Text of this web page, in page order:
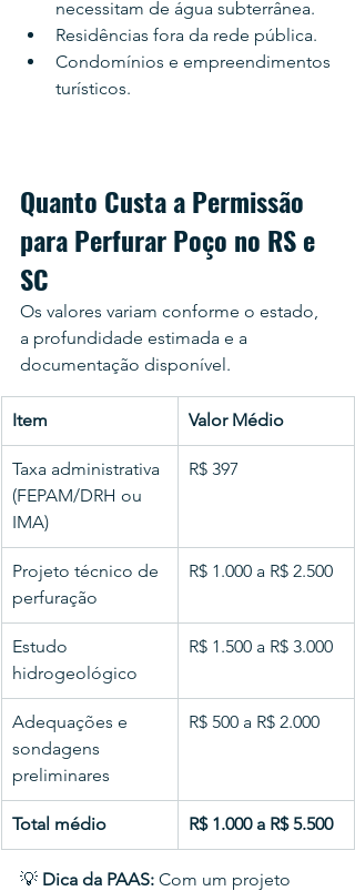
necessitam de água subterrânea.
Residências fora da rede pública.
Condomínios e empreendimentos
turísticos.
Quanto Custa a Permissão
para Perfurar Poço no RS e
SC
Os valores variam conforme o estado,
a profundidade estimada e a
documentação disponível.
Item Valor Médio
Taxa administrativa
(FEPAM/DRH ou
IMA)
R$ 397
Projeto técnico de
perfuração
R$ 1.000 a R$ 2.500
Estudo
hidrogeológico
R$ 1.500 a R$ 3.000
Adequações e
sondagens
preliminares
R$ 500 a R$ 2.000
Total médio R$ 1.000 a R$ 5.500
💡 Dica da PAAS: Com um projeto